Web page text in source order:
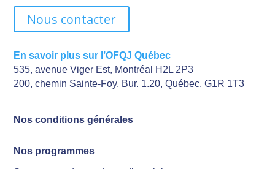
Nous contacter
En savoir plus sur l’OFQJ Québec
535, avenue Viger Est, Montréal H2L 2P3
200, chemin Sainte-Foy, Bur. 1.20, Québec, G1R 1T3
Nos conditions générales
Nos programmes